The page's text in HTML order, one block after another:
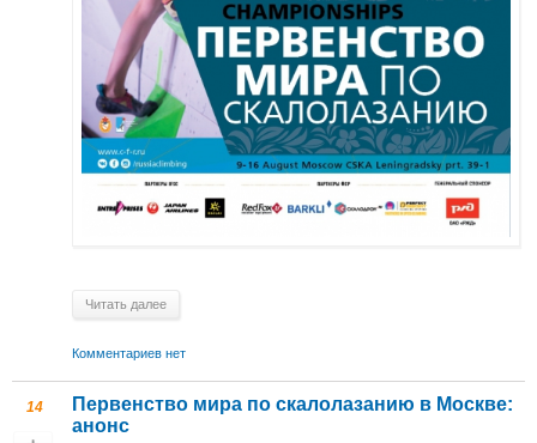
Читать далее
Комментариев нет
14
Первенство мира по скалолазанию в Москве:
анонс